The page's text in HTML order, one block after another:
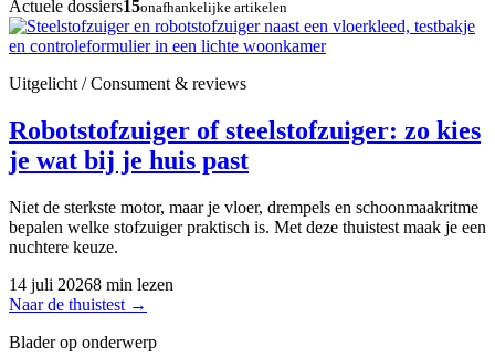
Actuele dossiers15onafhankelijke artikelen
Uitgelicht / Consument & reviews
Robotstofzuiger of steelstofzuiger: zo kies
je wat bij je huis past
Niet de sterkste motor, maar je vloer, drempels en schoonmaakritme
bepalen welke stofzuiger praktisch is. Met deze thuistest maak je een
nuchtere keuze.
14 juli 20268 min lezen
Naar de thuistest →
Blader op onderwerp